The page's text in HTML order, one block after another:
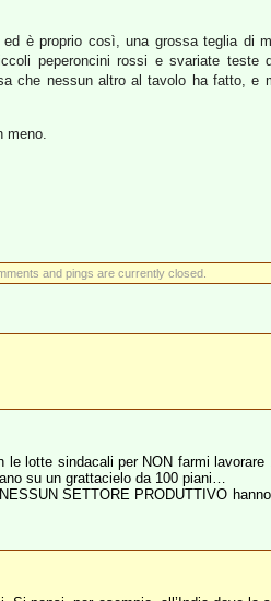
è proprio così, una grossa teglia di
peperoncini rossi e svariate teste
che nessun altro al tavolo ha fatto, e
meno.
and pings are currently closed.
lotte sindacali per NON farmi lavorare
su un grattacielo da 100 piani…
SETTORE PRODUTTIVO